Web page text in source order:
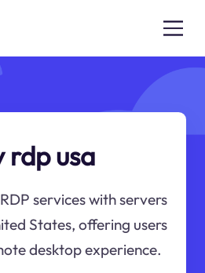
rdp usa
services with servers
States, offering users
desktop experience.